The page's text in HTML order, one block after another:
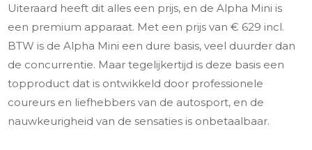
Uiteraard heeft dit alles een prijs, en de Alpha Mini is
een premium apparaat. Met een prijs van € 629 incl.
BTW is de Alpha Mini een dure basis, veel duurder dan
de concurrentie. Maar tegelijkertijd is deze basis een
topproduct dat is ontwikkeld door professionele
coureurs en liefhebbers van de autosport, en de
nauwkeurigheid van de sensaties is onbetaalbaar.